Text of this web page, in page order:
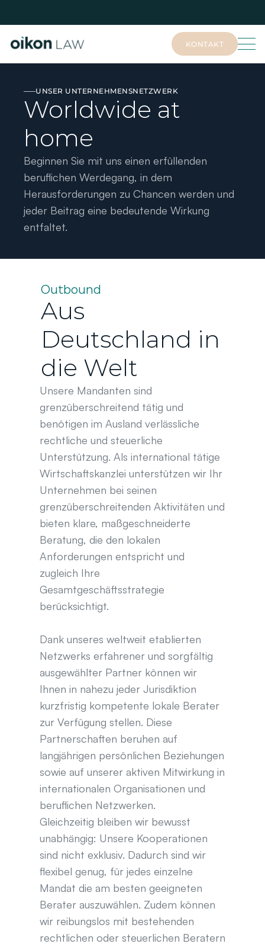
KONTAKT
UNSER UNTERNEHMENSNETZWERK
Worldwide at
home
Beginnen Sie mit uns einen erfüllenden
beruflichen Werdegang, in dem
Herausforderungen zu Chancen werden und
jeder Beitrag eine bedeutende Wirkung
entfaltet.
Outbound
Aus
Deutschland in
die Welt
Unsere Mandanten sind
grenzüberschreitend tätig und
benötigen im Ausland verlässliche
rechtliche und steuerliche
Unterstützung. Als international tätige
Wirtschaftskanzlei unterstützen wir Ihr
Unternehmen bei seinen
grenzüberschreitenden Aktivitäten und
bieten klare, maßgeschneiderte
Beratung, die den lokalen
Anforderungen entspricht und
zugleich Ihre
Gesamtgeschäftsstrategie
berücksichtigt.
Dank unseres weltweit etablierten
Netzwerks erfahrener und sorgfältig
ausgewählter Partner können wir
Ihnen in nahezu jeder Jurisdiktion
kurzfristig kompetente lokale Berater
zur Verfügung stellen. Diese
Partnerschaften beruhen auf
langjährigen persönlichen Beziehungen
sowie auf unserer aktiven Mitwirkung in
internationalen Organisationen und
beruflichen Netzwerken.
Gleichzeitig bleiben wir bewusst
unabhängig: Unsere Kooperationen
sind nicht exklusiv. Dadurch sind wir
flexibel genug, für jedes einzelne
Mandat die am besten geeigneten
Berater auszuwählen. Zudem können
wir reibungslos mit bestehenden
rechtlichen oder steuerlichen Beratern